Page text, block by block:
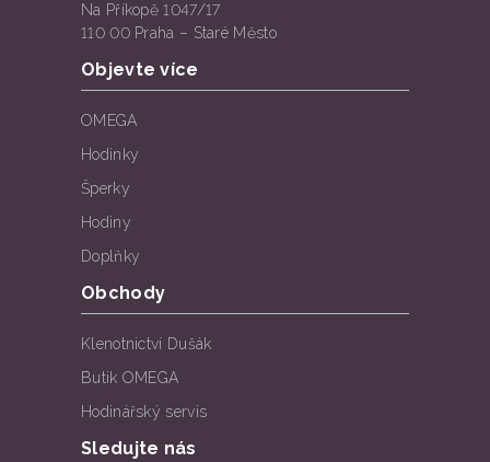
Na Příkopě 1047/17
110 00 Praha – Staré Město
Objevte více
OMEGA
Hodinky
Šperky
Hodiny
Doplňky
Obchody
Klenotnictví Dušák
Butik OMEGA
Hodinářský servis
Sledujte nás